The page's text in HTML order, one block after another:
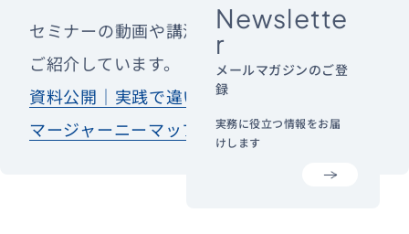
セミナーの動画や講演資料も下記のページで
ご紹介しています。
資料公開｜実践で違いを生むUX知識「カスタ
マージャーニーマップの本質とは？
Newslette
r
メールマガジンのご登
録
実務に役立つ情報をお届
けします